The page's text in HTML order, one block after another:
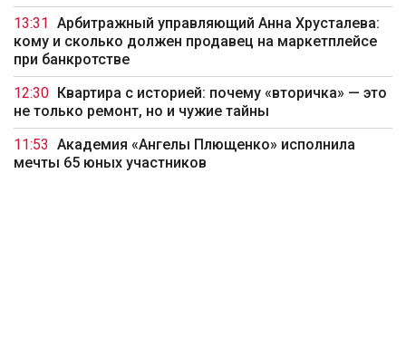
13:31
Арбитражный управляющий Анна Хрусталева:
кому и сколько должен продавец на маркетплейсе
при банкротстве
12:30
Квартира с историей: почему «вторичка» — это
не только ремонт, но и чужие тайны
11:53 Академия «Ангелы Плющенко» исполнила
мечты 65 юных участников